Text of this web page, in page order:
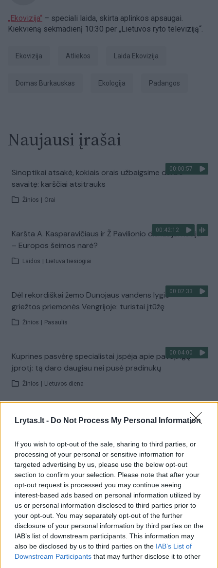
Lrytas.lt - Do Not Process My Personal Information
If you wish to opt-out of the sale, sharing to third parties, or
processing of your personal or sensitive information for
targeted advertising by us, please use the below opt-out
section to confirm your selection. Please note that after your
opt-out request is processed you may continue seeing
interest-based ads based on personal information utilized by
us or personal information disclosed to third parties prior to
your opt-out. You may separately opt-out of the further
disclosure of your personal information by third parties on the
IAB’s list of downstream participants. This information may
also be disclosed by us to third parties on the IAB’s List of
Downstream Participants that may further disclose it to other
„Ekovizija“ – speciali laida, skirta aplinkos apsaugai.
Kiekvieną sekmadienį 10:30 per „Lietuvos ryto televiziją“.
Ekovizija atliekos laida Ekovizija
Domas Burkauskas Ekologija Padangos
Naujausi įrašai
00:00:57
Sinoptikai atsakė, kokiais orais užbaigsime darbo
savaitę: karščiai atsitrauks
Žinios Orai
00:42:12
Karšta A. Kasparavičiaus ir Ž Pavilionio diskusija: Rusija
– Europos šeimos narė?
Laidos Lietuva tiesiogiai
00:02:33
Dėl rekordiškai žemo Dunojaus vandens lygio –
griežtos priemonės Vengrijoje: turistai įtūžę
Žinios Pasaulis
00:04:00
Kuprines pasvėrę specialistai įspėja apie pavojingą
įprotį: tą daro daugiau nei pusė pradinukų
Žinios Lietuvos diena
Visi įrašai
Žiūrimiausi įrašai
00:00:30
Vaizdai iš tragiškos avarijos Vilniaus r.: dviejų moterų ir
vaiko gyvybių išgelbėti nepavyko
Žinios | Lietuvos diena
00:00:57
Savaitės vidurys nusimato karštas: temperatūra kils iki